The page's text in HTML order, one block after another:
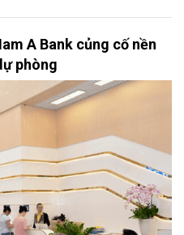
A Bank củng cố nền
phòng